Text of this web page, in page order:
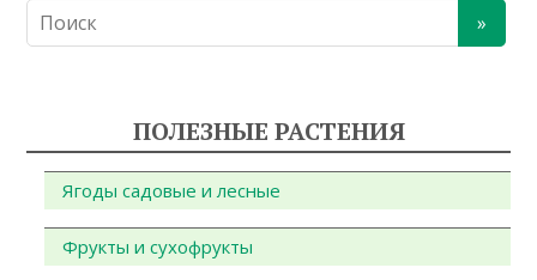
ПОЛЕЗНЫЕ РАСТЕНИЯ
Ягоды садовые и лесные
Фрукты и сухофрукты